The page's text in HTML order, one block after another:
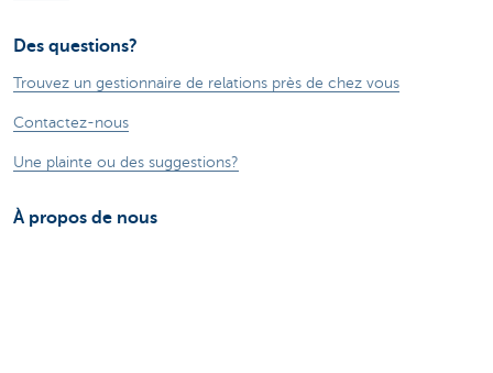
Des questions?
Trouvez un gestionnaire de relations près de chez vous
Contactez-nous
Une plainte ou des suggestions?
À propos de nous